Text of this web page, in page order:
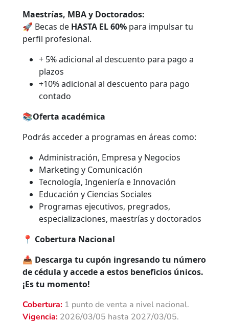
Maestrías, MBA y Doctorados:
🚀 Becas de HASTA EL 60% para impulsar tu
perfil profesional.
+ 5% adicional al descuento para pago a
plazos
+10% adicional al descuento para pago
contado
📚Oferta académica
Podrás acceder a programas en áreas como:
Administración, Empresa y Negocios
Marketing y Comunicación
Tecnología, Ingeniería e Innovación
Educación y Ciencias Sociales
Programas ejecutivos, pregrados,
especializaciones, maestrías y doctorados
📍 Cobertura Nacional
📥 Descarga tu cupón ingresando tu número
de cédula y accede a estos beneficios únicos.
¡Es tu momento!
Cobertura: 1 punto de venta a nivel nacional.
Vigencia: 2026/03/05 hasta 2027/03/05.